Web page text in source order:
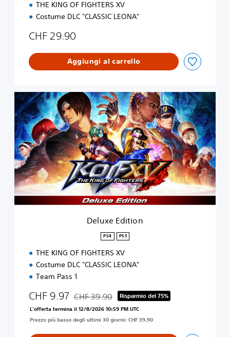
THE KING OF FIGHTERS XV
Costume DLC "CLASSIC LEONA"
CHF 29.90
Aggiungi al carrello
D
e
l
u
x
e
E
d
i
t
i
o
Deluxe Edition
PS4 PS5
THE KING OF FIGHTERS XV
Costume DLC "CLASSIC LEONA"
Team Pass 1
CHF 9.97 Scontato dal prezzo originale di CHF 39.90
CHF 39.90 Risparmio del 75%
L'offerta termina il 12/8/2026 10:59 PM UTC
Prezzo più basso degli ultimi 30 giorni: CHF 39.90